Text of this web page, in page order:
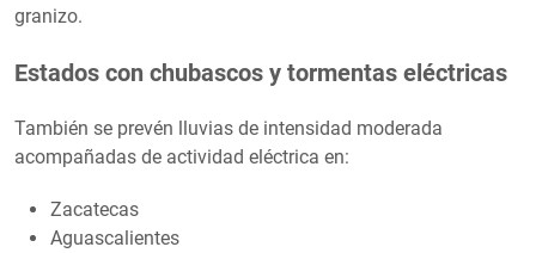
granizo.
Estados con chubascos y tormentas eléctricas
También se prevén lluvias de intensidad moderada
acompañadas de actividad eléctrica en:
Zacatecas
Aguascalientes